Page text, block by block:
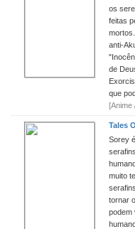
os
feitas
anti-
de
que
[Anime
Tales
Sorey
muito
tornar
podem